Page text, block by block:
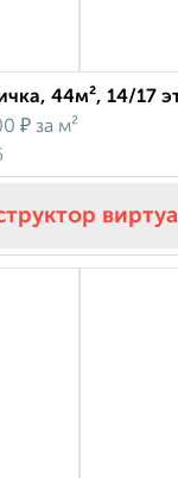
44м², 14/17
₽ за м²